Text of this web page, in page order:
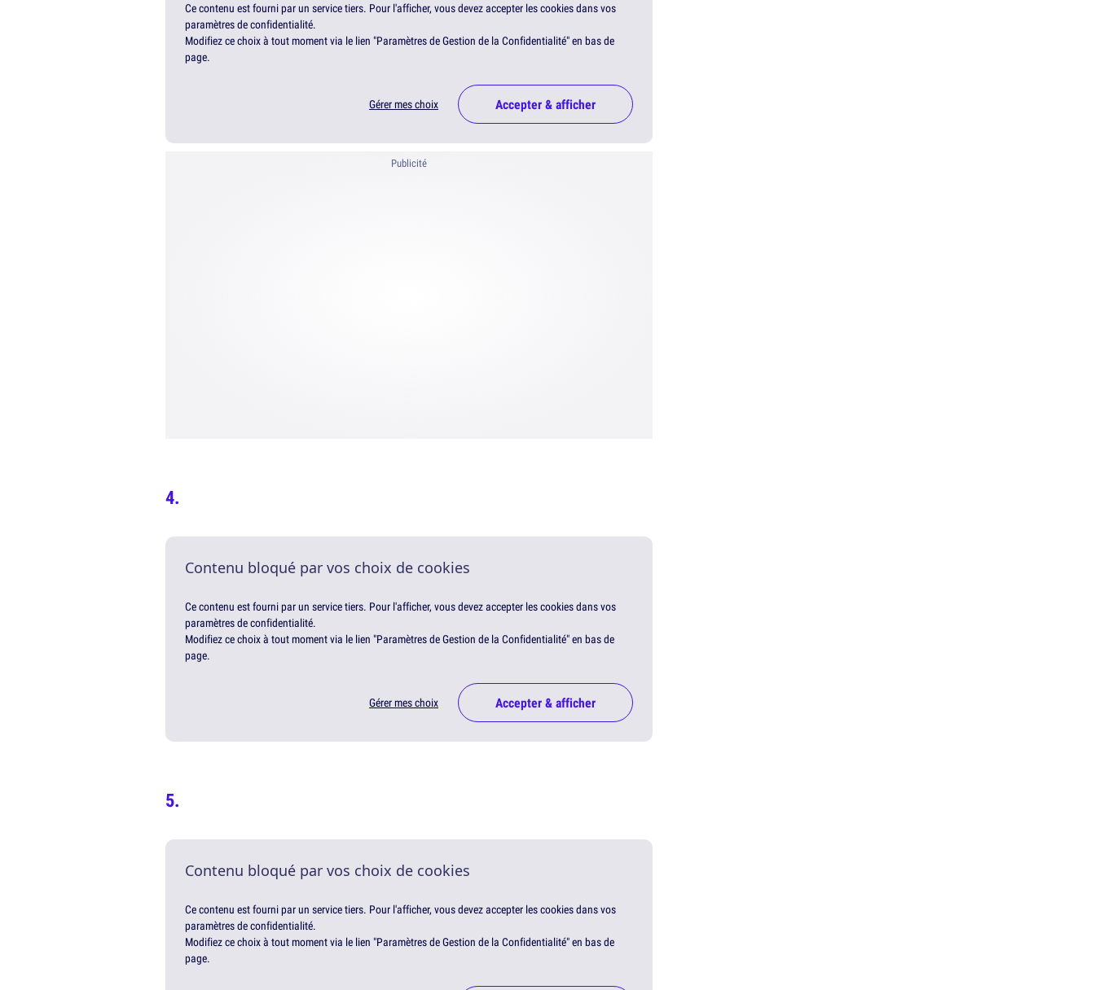
Ce contenu est fourni par un service tiers. Pour l'afficher, vous devez accepter les cookies dans vos
paramètres de confidentialité.
Modifiez ce choix à tout moment via le lien "Paramètres de Gestion de la Confidentialité" en bas de
page.
Gérer mes choix Accepter & afficher
Publicité
Contenu bloqué par vos choix de cookies
Ce contenu est fourni par un service tiers. Pour l'afficher, vous devez accepter les cookies dans vos
paramètres de confidentialité.
Modifiez ce choix à tout moment via le lien "Paramètres de Gestion de la Confidentialité" en bas de
page.
Gérer mes choix Accepter & afficher
Contenu bloqué par vos choix de cookies
Ce contenu est fourni par un service tiers. Pour l'afficher, vous devez accepter les cookies dans vos
paramètres de confidentialité.
Modifiez ce choix à tout moment via le lien "Paramètres de Gestion de la Confidentialité" en bas de
page.